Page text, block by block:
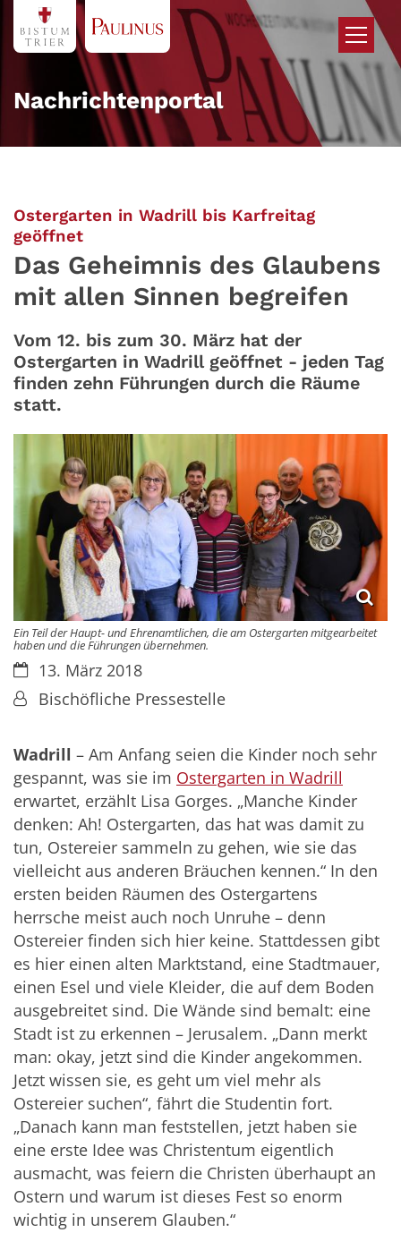
Zum Inhalt springen
Nachrichtenportal
Ostergarten in Wadrill bis Karfreitag
geöffnet:
Das Geheimnis des Glaubens
mit allen Sinnen begreifen
Vom 12. bis zum 30. März hat der
Ostergarten in Wadrill geöffnet - jeden Tag
finden zehn Führungen durch die Räume
statt.
Ein Teil der Haupt- und Ehrenamtlichen, die am Ostergarten mitgearbeitet
haben und die Führungen übernehmen.
Datum:13. März 2018
Von:Bischöfliche Pressestelle
Wadrill – Am Anfang seien die Kinder noch sehr
gespannt, was sie im Ostergarten in Wadrill
erwartet, erzählt Lisa Gorges. „Manche Kinder
denken: Ah! Ostergarten, das hat was damit zu
tun, Ostereier sammeln zu gehen, wie sie das
vielleicht aus anderen Bräuchen kennen.“ In den
ersten beiden Räumen des Ostergartens
herrsche meist auch noch Unruhe – denn
Ostereier finden sich hier keine. Stattdessen gibt
es hier einen alten Marktstand, eine Stadtmauer,
einen Esel und viele Kleider, die auf dem Boden
ausgebreitet sind. Die Wände sind bemalt: eine
Stadt ist zu erkennen – Jerusalem. „Dann merkt
man: okay, jetzt sind die Kinder angekommen.
Jetzt wissen sie, es geht um viel mehr als
Ostereier suchen“, fährt die Studentin fort.
„Danach kann man feststellen, jetzt haben sie
eine erste Idee was Christentum eigentlich
ausmacht, was feiern die Christen überhaupt an
Ostern und warum ist dieses Fest so enorm
wichtig in unserem Glauben.“